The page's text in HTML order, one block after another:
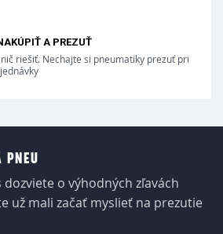
A PREZUŤ
riešiť. Nechajte si pneumatiky prezuť pri
PNEU
dozviete o výhodných zľavách
už mali začať myslieť na prezutie